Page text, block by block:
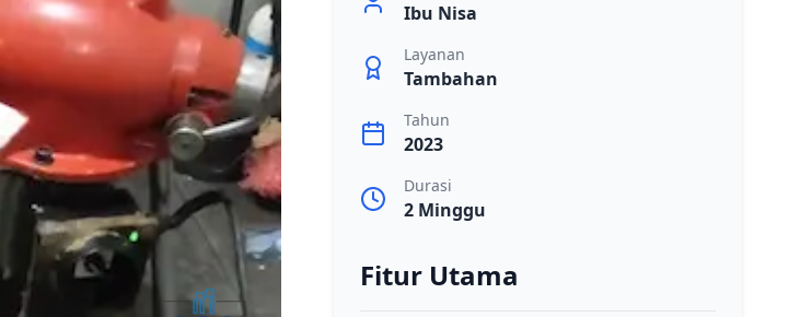
Ibu Nisa
Layanan
Tambahan
Tahun
2023
Durasi
2 Minggu
Fitur Utama